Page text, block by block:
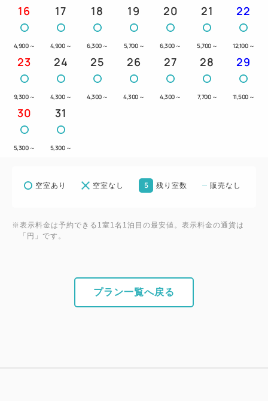
16
4,900 ～
17
4,900 ～
18
6,300 ～
19
5,700 ～
20
6,300 ～
21
5,700 ～
22
12,100 ～
23
9,300 ～
24
4,300 ～
25
4,300 ～
26
4,300 ～
27
4,300 ～
28
7,700 ～
29
11,500 ～
30
5,300 ～
31
5,300 ～
空室あり 空室なし 5 残り室数 販売なし
※表示料金は予約できる1室1名1泊目の最安値。表示料金の通貨は
「円」です。
プラン一覧へ戻る